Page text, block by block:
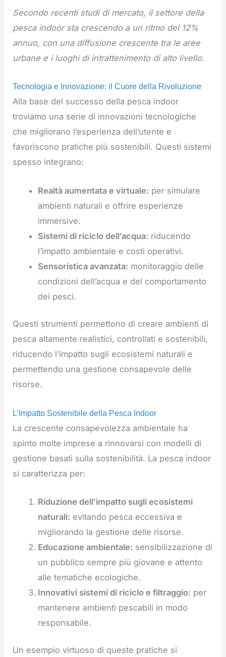
Secondo recenti studi di mercato, il settore della
pesca indoor sta crescendo a un ritmo del 12%
annuo, con una diffusione crescente tra le aree
urbane e i luoghi di intrattenimento di alto livello.
Tecnologia e Innovazione: il Cuore della Rivoluzione
Alla base del successo della pesca indoor
troviamo una serie di innovazioni tecnologiche
che migliorano l’esperienza dell’utente e
favoriscono pratiche più sostenibili. Questi sistemi
spesso integrano:
Realtà aumentata e virtuale: per simulare
ambienti naturali e offrire esperienze
immersive.
Sistemi di riciclo dell’acqua: riducendo
l’impatto ambientale e costi operativi.
Sensoristica avanzata: monitoraggio delle
condizioni dell’acqua e del comportamento
dei pesci.
Questi strumenti permettono di creare ambienti di
pesca altamente realistici, controllati e sostenibili,
riducendo l’impatto sugli ecosistemi naturali e
permettendo una gestione consapevole delle
risorse.
L’Impatto Sostenibile della Pesca Indoor
La crescente consapevolezza ambientale ha
spinto molte imprese a rinnovarsi con modelli di
gestione basati sulla sostenibilità. La pesca indoor
si caratterizza per:
Riduzione dell’impatto sugli ecosistemi
naturali: evitando pesca eccessiva e
migliorando la gestione delle risorse.
Educazione ambientale: sensibilizzazione di
un pubblico sempre più giovane e attento
alle tematiche ecologiche.
Innovativi sistemi di riciclo e filtraggio: per
mantenere ambienti pescabili in modo
responsabile.
Un esempio virtuoso di queste pratiche si